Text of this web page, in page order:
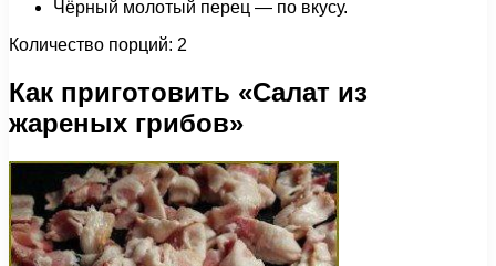
Чёрный молотый перец — по вкусу.
Количество порций: 2
Как приготовить «Салат из
жареных грибов»